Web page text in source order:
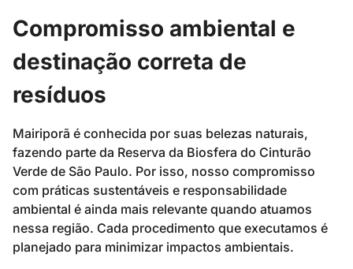
Compromisso ambiental e
destinação correta de
resíduos
Mairiporã é conhecida por suas belezas naturais,
fazendo parte da Reserva da Biosfera do Cinturão
Verde de São Paulo. Por isso, nosso compromisso
com práticas sustentáveis e responsabilidade
ambiental é ainda mais relevante quando atuamos
nessa região. Cada procedimento que executamos é
planejado para minimizar impactos ambientais.